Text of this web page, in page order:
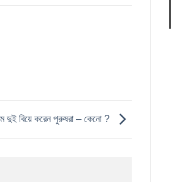
দুই বিয়ে করেন পুরুষরা – কেনো ?